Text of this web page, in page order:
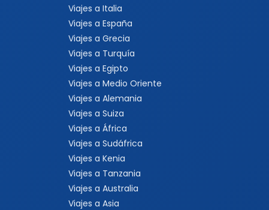
Viajes a Italia
Viajes a España
Viajes a Grecia
Viajes a Turquía
Viajes a Egipto
Viajes a Medio Oriente
Viajes a Alemania
Viajes a Suiza
Viajes a África
Viajes a Sudáfrica
Viajes a Kenia
Viajes a Tanzania
Viajes a Australia
Viajes a Asia